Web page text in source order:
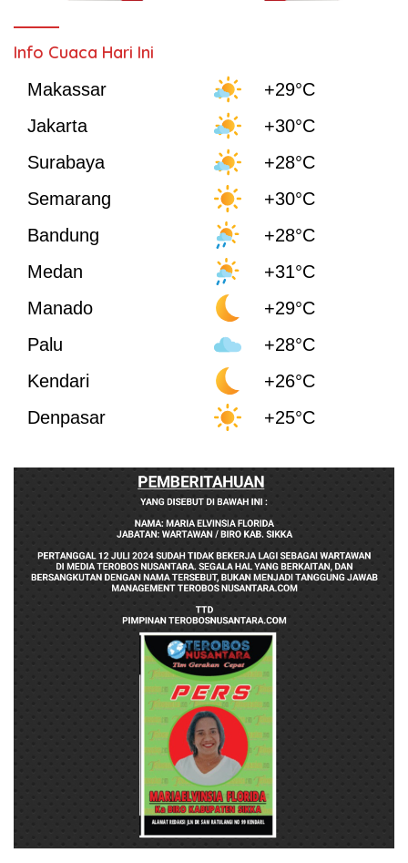
Info Cuaca Hari Ini
Makassar
+29°C
Jakarta
+30°C
Surabaya
+28°C
Semarang
+30°C
Bandung
+28°C
Medan
+31°C
Manado
+29°C
Palu
+28°C
Kendari
+26°C
Denpasar
+25°C